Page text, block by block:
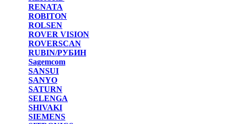
RENATA
ROBITON
ROLSEN
ROVER VISION
ROVERSCAN
RUBIN/РУБИН
Sagemcom
SANSUI
SANYO
SATURN
SELENGA
SHIVAKI
SIEMENS